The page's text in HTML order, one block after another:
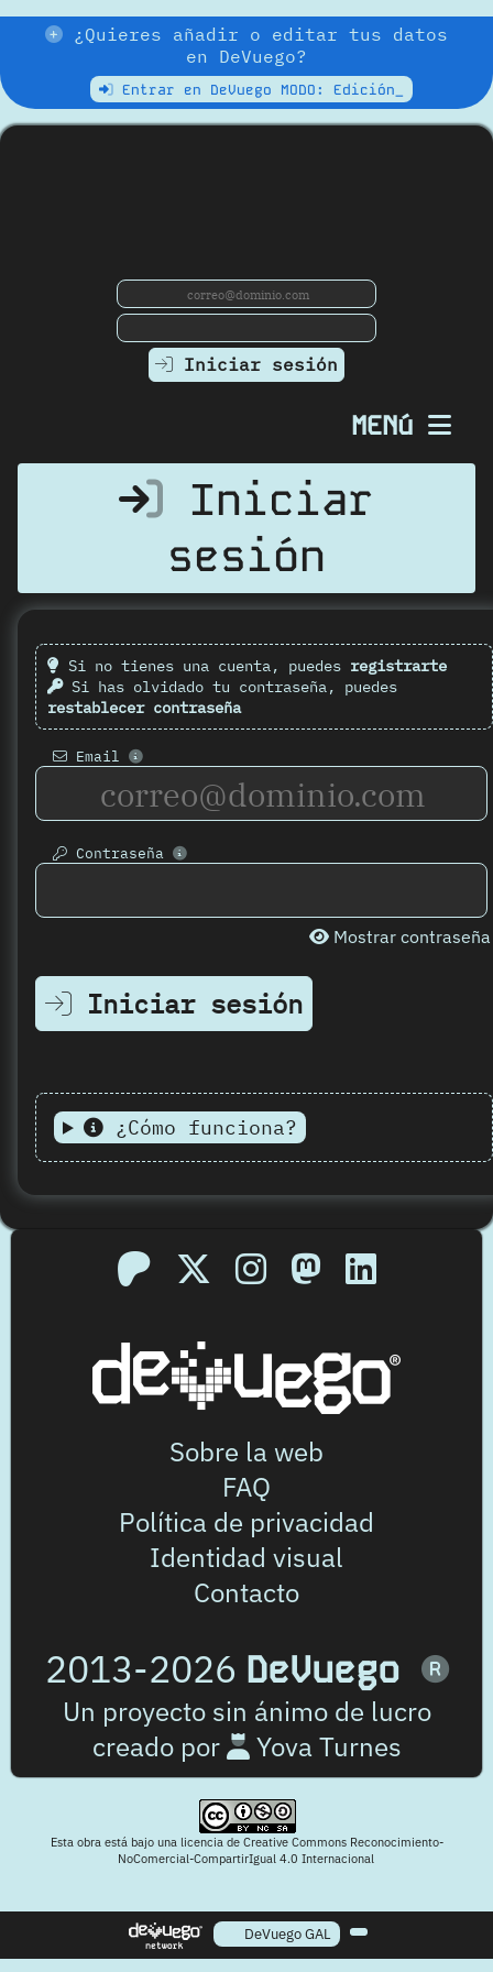
¿Quieres añadir o editar tus datos
en DeVuego?
Entrar en DeVuego MODO: Edición_
Iniciar sesión
MENú
Iniciar
sesión
Si no tienes una cuenta, puedes registrarte
Si has olvidado tu contraseña, puedes
restablecer contraseña
Email
Contraseña
Mostrar contraseña
Iniciar sesión
¿Cómo funciona?
Sobre la web
FAQ
Política de privacidad
Identidad visual
Contacto
2013-2026 DeVuego
Un proyecto sin ánimo de lucro
creado por
Yova Turnes
Esta obra está bajo una licencia de Creative Commons Reconocimiento-
NoComercial-CompartirIgual 4.0 Internacional
DeVuego GAL